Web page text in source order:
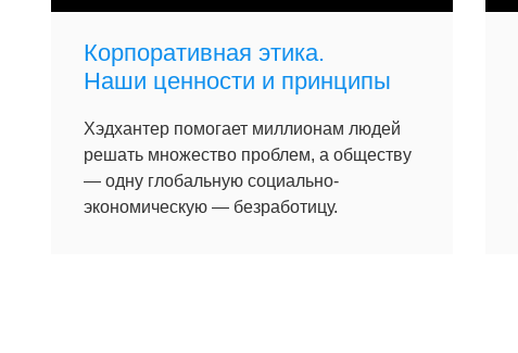
Корпоративная этика.
Наши ценности и принципы
Хэдхантер помогает миллионам людей
решать множество проблем, а обществу
— одну глобальную социально-
экономическую — безработицу.